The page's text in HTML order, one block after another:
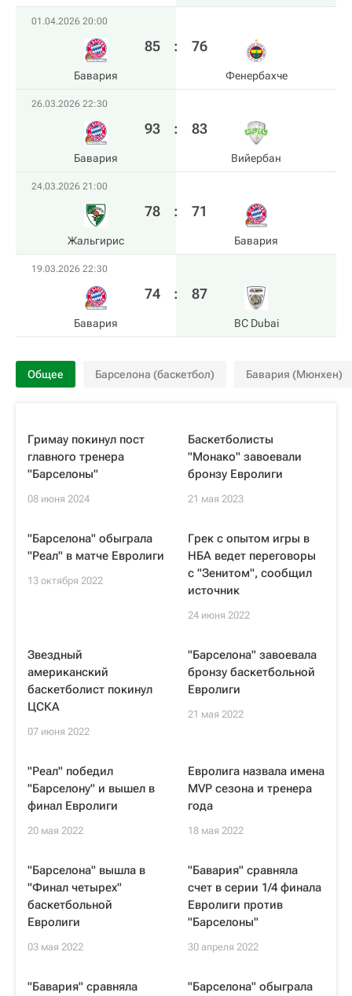
01.04.2026 20:00
Бавария
85 : 76
Фенербахче
26.03.2026 22:30
Бавария
93 : 83
Вийербан
24.03.2026 21:00
Жальгирис
78 : 71
Бавария
19.03.2026 22:30
Бавария
74 : 87
BC Dubai
Общее Барселона (баскетбол) Бавария (Мюнхен)
Гримау покинул пост
главного тренера
"Барселоны"
08 июня 2024
Баскетболисты
"Монако" завоевали
бронзу Евролиги
21 мая 2023
"Барселона" обыграла
"Реал" в матче Евролиги
13 октября 2022
Грек с опытом игры в
НБА ведет переговоры
с "Зенитом", сообщил
источник
24 июня 2022
Звездный
американский
баскетболист покинул
ЦСКА
07 июня 2022
"Барселона" завоевала
бронзу баскетбольной
Евролиги
21 мая 2022
"Реал" победил
"Барселону" и вышел в
финал Евролиги
20 мая 2022
Евролига назвала имена
MVP сезона и тренера
года
18 мая 2022
"Барселона" вышла в
"Финал четырех"
баскетбольной
Евролиги
03 мая 2022
"Бавария" сравняла
счет в серии 1/4 финала
Евролиги против
"Барселоны"
30 апреля 2022
"Бавария" сравняла
"Барселона" обыграла